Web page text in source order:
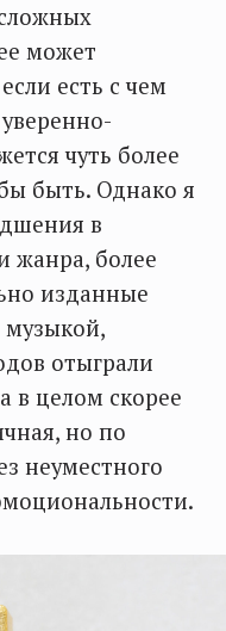
может
есть с чем
чуть более
быть. Однако я
в
жанра, более
изданные
музыкой,
отыграли
в целом скорее
но по
неуместного